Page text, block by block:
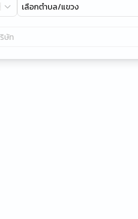
เลือกตำบล/แขวง